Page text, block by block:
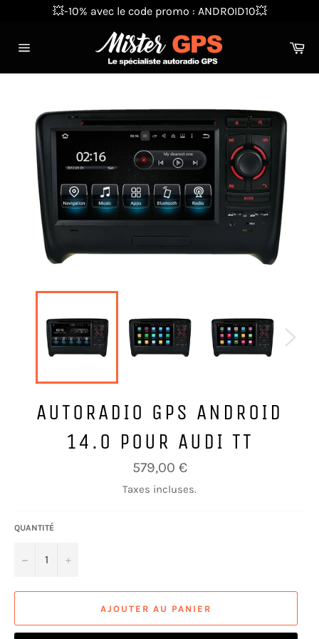
💥-10% avec le code promo : ANDROID10💥
AUTORADIO GPS ANDROID
14.0 POUR AUDI TT
Prix
régulier
579,00 €
Taxes incluses.
QUANTITÉ
− +
AJOUTER AU PANIER